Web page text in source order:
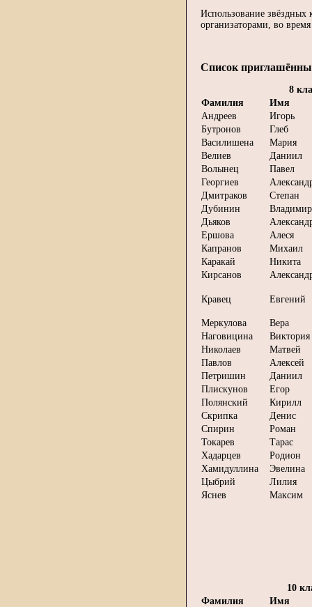
Использование звёздных
организаторами, во
Список
8
Фамилия
Имя
Андреев
Игорь
Бутронов
Глеб
Василишена
Мария
Велиев
Даниил
Волынец
Павел
Георгиев
Дмитраков
Степан
Дубинин
Владимир
Дьяков
Ершова
Алеся
Капранов
Михаил
Каракай
Никита
Кирсанов
Кравец Евгений
Меркулова
Вера
Наговицина
Виктория
Николаев
Матвей
Павлов
Алексей
Петришин
Даниил
Плискунов
Егор
Полянский
Кирилл
Скрипка
Денис
Спирин
Роман
Токарев
Тарас
Хадарцев
Родион
Хамидуллина
Эвелина
Цыбрий
Лилия
Яснев
Максим
10
Фамилия
Имя